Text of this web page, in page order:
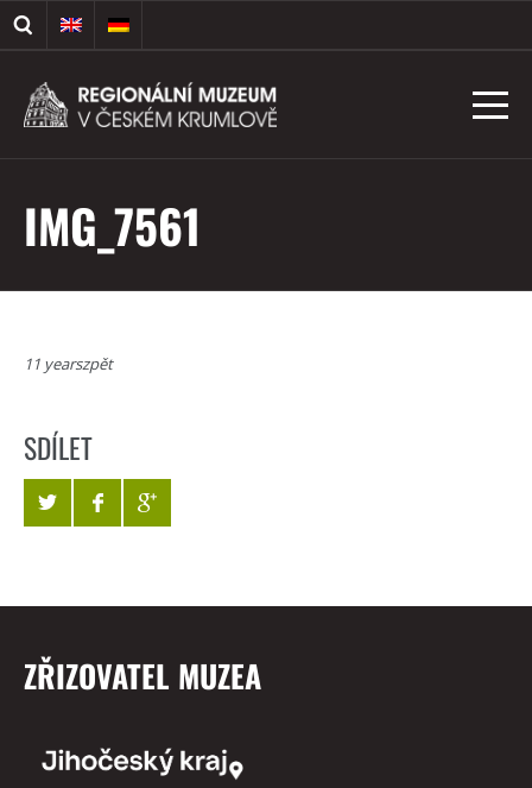
IMG_7561
11 yearszpět
SDÍLET
ZŘIZOVATEL MUZEA